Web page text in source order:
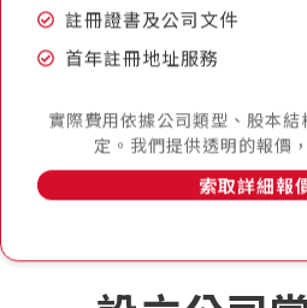
定。我們提供透明的報價
索取詳細報
設立公司